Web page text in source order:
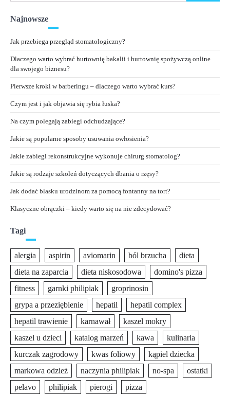
Najnowsze
Jak przebiega przegląd stomatologiczny?
Dlaczego warto wybrać hurtownię bakalii i hurtownię spożywczą online
dla swojego biznesu?
Pierwsze kroki w barberingu – dlaczego warto wybrać kurs?
Czym jest i jak objawia się rybia łuska?
Na czym polegają zabiegi odchudzające?
Jakie są popularne sposoby usuwania owłosienia?
Jakie zabiegi rekonstrukcyjne wykonuje chirurg stomatolog?
Jakie są rodzaje szkoleń dotyczących dbania o rzęsy?
Jak dodać blasku urodzinom za pomocą fontanny na tort?
Klasyczne obrączki – kiedy warto się na nie zdecydować?
Tagi
alergia aspirin aviomarin ból brzucha
dieta
dieta na zaparcia
dieta niskosodowa
domino's pizza
fitness
garnki philipiak
groprinosin
grypa a przeziębienie
hepatil
hepatil complex
hepatil trawienie
karnawał
kaszel mokry
kaszel u dzieci
katalog marzeń kawa
kulinaria
kurczak zagrodowy
kwas foliowy
kąpiel dziecka
markowa odzież
naczynia philipiak no-spa
ostatki
pelavo
philipiak pierogi pizza